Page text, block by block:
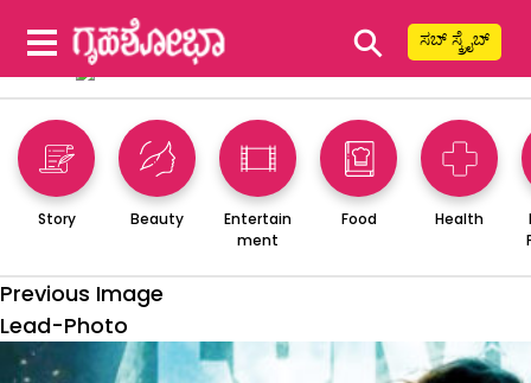
⚲ ಸಬ್ ಸ್ಕ್ರೈಬ್
Story Beauty
Entertain
ment
Food Health
Previous Image
Lead-Photo